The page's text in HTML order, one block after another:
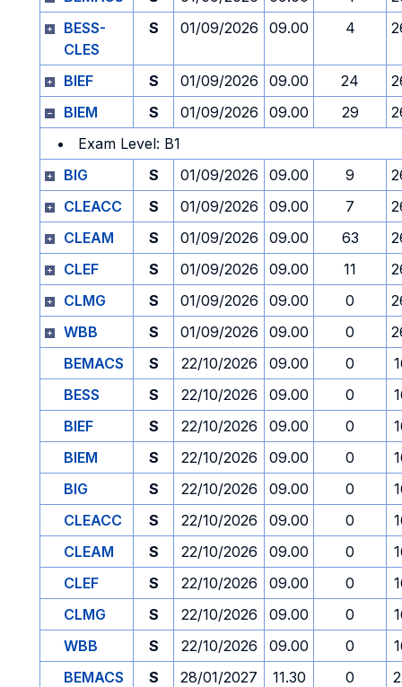
BESS-
CLES
S 01/09/2026 09.00 4
BIEF S 01/09/2026 09.00 24
BIEM
S 01/09/2026 09.00 29
Exam Level: B1
BIG
S 01/09/2026 09.00 9
CLEACC
S 01/09/2026 09.00 7
CLEAM
S 01/09/2026 09.00 63
CLEF
S 01/09/2026 09.00 11
CLMG
S 01/09/2026 09.00 0
WBB
S 01/09/2026 09.00 0
BEMACS
S 22/10/2026 09.00 0
BESS
S 22/10/2026 09.00 0
BIEF
S 22/10/2026 09.00 0
BIEM
S 22/10/2026 09.00 0
BIG
S 22/10/2026 09.00 0
CLEACC
S 22/10/2026 09.00 0
CLEAM
S 22/10/2026 09.00 0
CLEF
S 22/10/2026 09.00 0
CLMG
S 22/10/2026 09.00 0
WBB
S 22/10/2026 09.00 0
BEMACS
S 28/01/2027 11.30 0